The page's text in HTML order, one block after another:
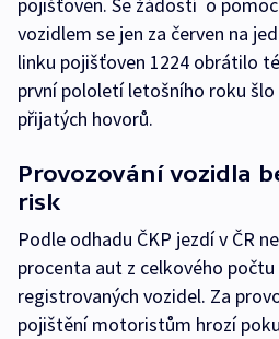
pojišťoven. Se žádostí o
vozidlem se jen za červen na
linku pojišťoven 1224 obrátilo
první pololetí letošního roku
přijatých hovorů.
Provozování vozidla
risk
Podle odhadu ČKP jezdí v ČR
procenta aut z celkového
registrovaných vozidel. Za
pojištění motoristům hrozí